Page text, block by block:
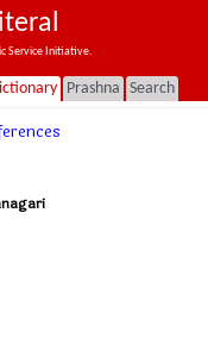
Service Initiative.
Prashna Search